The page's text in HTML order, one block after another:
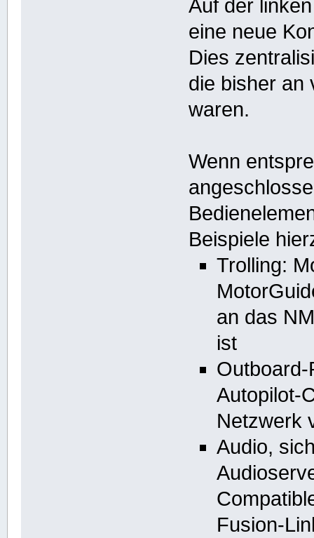
Auf der
eine neue
Dies
die bisher an
waren.
Wenn
Beispiele
Trolling:
an das
ist
Autopilot-
Netzwerk
Audio,
Fusion-